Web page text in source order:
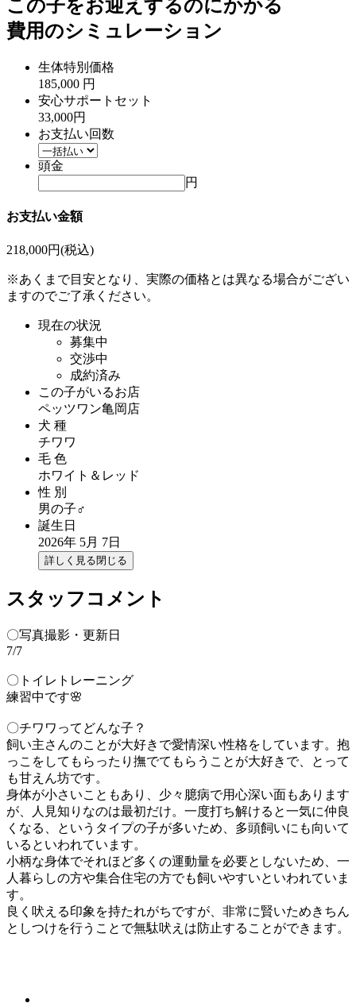
この子をお迎えするのにかかる
費用のシミュレーション
生体特別価格
185,000 円
安心サポートセット
33,000円
お支払い回数
頭金
円
お支払い金額
218,000円(税込)
※あくまで目安となり、実際の価格とは異なる場合がござい
ますのでご了承ください。
現在の状況
募集中
交渉中
成約済み
この子がいるお店
ペッツワン亀岡店
犬 種
チワワ
毛 色
ホワイト＆レッド
性 別
男の子♂
誕生日
2026年 5月 7日
詳しく見る閉じる
スタッフコメント
〇写真撮影・更新日
7/7
〇トイレトレーニング
練習中です🌸
〇チワワってどんな子？
飼い主さんのことが大好きで愛情深い性格をしています。抱
っこをしてもらったり撫でてもらうことが大好きで、とって
も甘えん坊です。
身体が小さいこともあり、少々臆病で用心深い面もあります
が、人見知りなのは最初だけ。一度打ち解けると一気に仲良
くなる、というタイプの子が多いため、多頭飼いにも向いて
いるといわれています。
小柄な身体でそれほど多くの運動量を必要としないため、一
人暮らしの方や集合住宅の方でも飼いやすいといわれていま
す。
良く吠える印象を持たれがちですが、非常に賢いためきちん
としつけを行うことで無駄吠えは防止することができます。